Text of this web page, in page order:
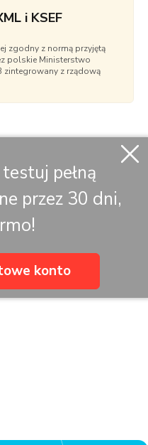
i KSEF
zgodny z normą przyjętą
polskie Ministerstwo
pełną
przez 30 dni,
konto